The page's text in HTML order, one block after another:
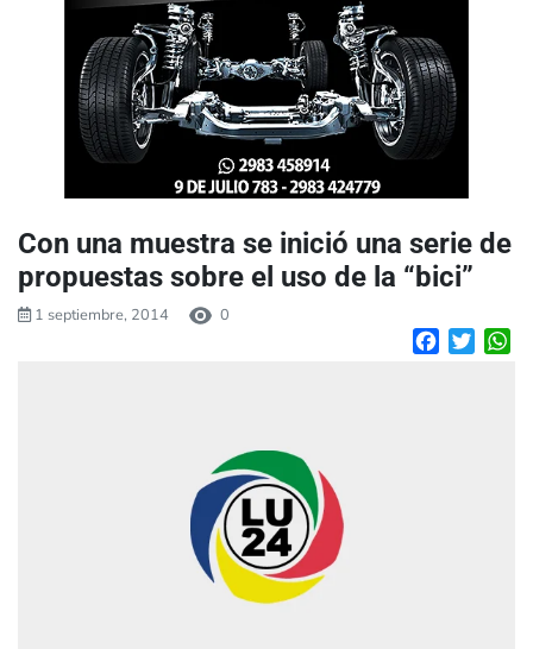
Con una muestra se inició una serie de
propuestas sobre el uso de la “bici”
1 septiembre, 2014 0
Facebook